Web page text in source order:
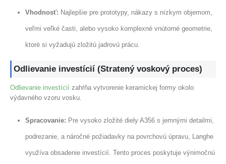
Vhodnosť: Najlepšie pre prototypy, nákazy s nízkym objemom,
veľmi veľké časti, alebo vysoko komplexné vnútorné geometrie,
ktoré si vyžadujú zložitú jadrovú prácu.
Odlievanie investícií (Stratený voskový proces)
Odlievanie investícií zahŕňa vytvorenie keramickej formy okolo
výdavného vzoru vosku.
Spracovanie: Pre vysoko zložité diely A356 s jemnými detailmi,
podrezanie, a náročné požiadavky na povrchovú úpravu, Langhe
využíva obsadenie investícií. Tento proces poskytuje výnimočnú